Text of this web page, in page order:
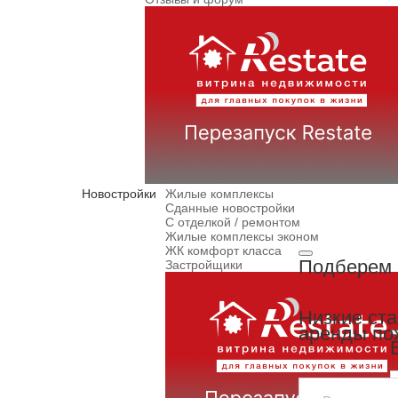
Новостройки
Жилые комплексы
Сданные новостройки
С отделкой / ремонтом
Жилые комплексы эконом
ЖК комфорт класса
Застройщики
Подберем
Низкие
аренды